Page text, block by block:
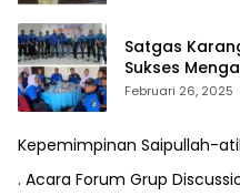
Satgas
Sukses
VII Karang
Februari 26, 2025
Kepemimpinan Saipullah-
. Acara Forum Grup